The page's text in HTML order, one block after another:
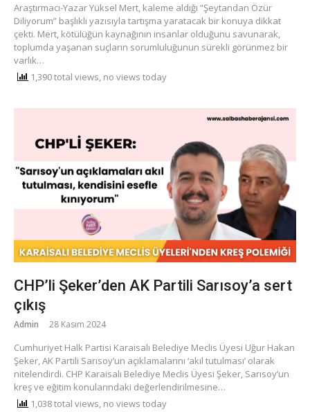
Araştırmacı-Yazar Yüksel Mert, kaleme aldığı “Şeytandan Özür
Diliyorum” başlıklı yazısıyla tartışma yaratacak bir konuya dikkat
çekti. Mert, kötülüğün kaynağının insanlar olduğunu savunarak,
toplumda yaşanan suçların sorumluluğunun sürekli görünmez bir
varlık…
1,390 total views, no views today
CHP’li Şeker’den AK Partili Sarısoy’a sert
çıkış
Admin 28 Kasım 2024
Cumhuriyet Halk Partisi Karaisalı Belediye Meclis Üyesi Uğur Hakan
Şeker, AK Partili Sarısoy’un açıklamalarını ‘akıl tutulması’ olarak
nitelendirdi. CHP Karaisalı Belediye Meclis Üyesi Şeker, Sarısoy’un
kreş ve eğitim konularındaki değerlendirilmesine…
1,038 total views, no views today